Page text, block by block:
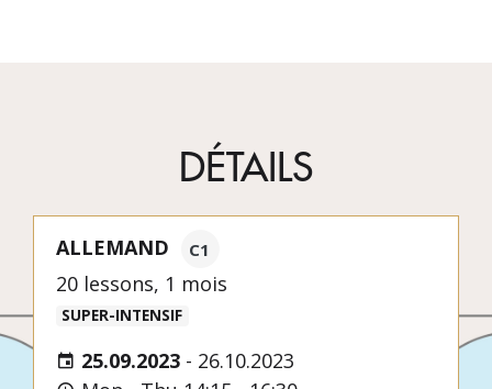
DÉTAILS
ALLEMAND C1
20 lessons, 1 mois
SUPER-INTENSIF
25.09.2023 - 26.10.2023